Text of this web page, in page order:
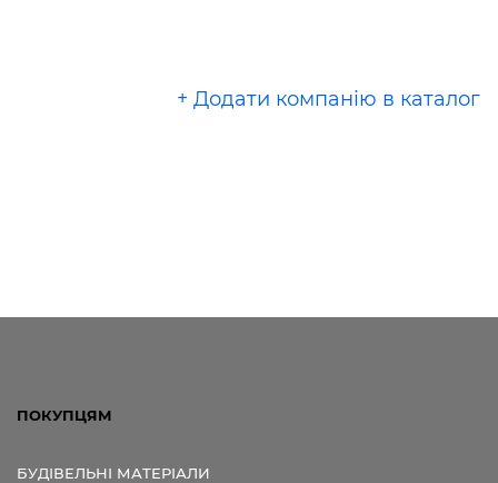
+ Додати компанію в каталог
ПОКУПЦЯМ
БУДІВЕЛЬНІ МАТЕРІАЛИ